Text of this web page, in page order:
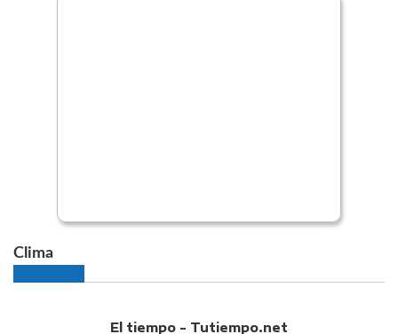
Clima
El tiempo - Tutiempo.net